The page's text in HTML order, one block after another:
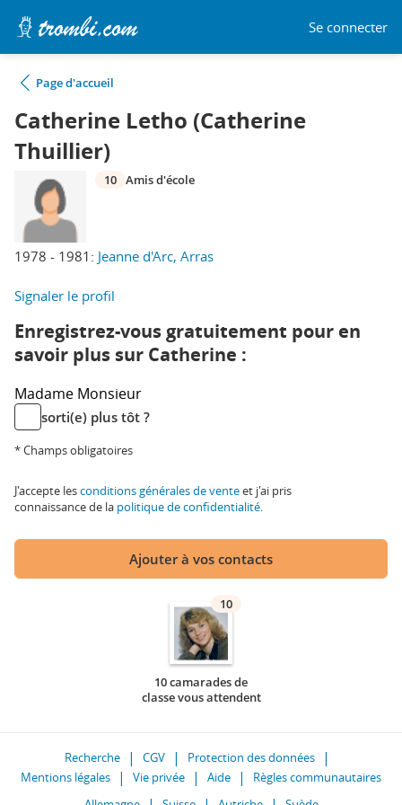
Se connecter
Page d'accueil
Catherine Letho (Catherine
Thuillier)
1978 - 1981: Jeanne d'Arc, Arras
10 Amis d'école
Signaler le profil
Enregistrez-vous gratuitement pour en
savoir plus sur Catherine :
Madame Monsieur
sorti(e) plus tôt ?
* Champs obligatoires
J'accepte lesconditions générales de venteet j'ai pris
connaissance de la politique de confidentialité.
Ajouter à vos contacts
10
10 camarades de
classe vous attendent
Recherche CGV
Protection des données
Mentions légales
Vie privée Aide
Règles communautaires